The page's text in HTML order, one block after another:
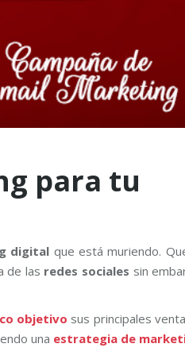
para tu
digital que está muriendo.
de las redes sociales sin
objetivo sus principales
una estrategia de